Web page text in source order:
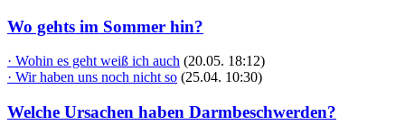
Wo gehts im Sommer hin?
· Wohin es geht weiß ich auch (20.05. 18:12)
· Wir haben uns noch nicht so (25.04. 10:30)
Welche Ursachen haben Darmbeschwerden?